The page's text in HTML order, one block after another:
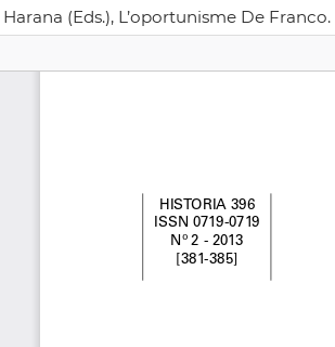
(Eds.), L’oportunisme De